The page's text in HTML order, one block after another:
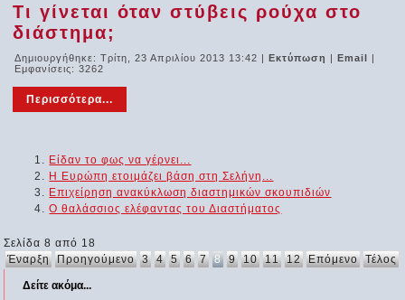
Τι γίνεται όταν στύβεις ρούχα στο
διάστημα;
Δημιουργήθηκε: Τρίτη, 23 Απριλίου 2013 13:42 |Εκτύπωση |Email |
Εμφανίσεις: 3262
Περισσότερα...
Είδαν το φως να γέρνει...
Η Ευρώπη ετοιμάζει βάση στη Σελήνη...
Επιχείρηση ανακύκλωση διαστημικών σκουπιδιών
Ο θαλάσσιος ελέφαντας του Διαστήματος
Σελίδα 8 από 18
Έναρξη Προηγούμενο 3 4 5 6 7 8 9 10 11 12 Επόμενο Τέλος
Δείτε ακόμα...